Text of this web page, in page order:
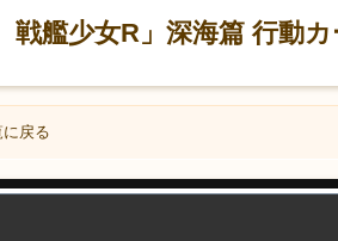
戦艦少女R」深海篇 行動
戻る